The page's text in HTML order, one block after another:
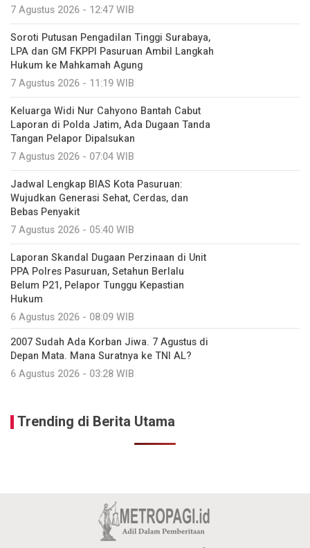
7 Agustus 2026 - 12:47 WIB
Soroti Putusan Pengadilan Tinggi Surabaya,
LPA dan GM FKPPI Pasuruan Ambil Langkah
Hukum ke Mahkamah Agung
7 Agustus 2026 - 11:19 WIB
Keluarga Widi Nur Cahyono Bantah Cabut
Laporan di Polda Jatim, Ada Dugaan Tanda
Tangan Pelapor Dipalsukan
7 Agustus 2026 - 07:04 WIB
Jadwal Lengkap BIAS Kota Pasuruan:
Wujudkan Generasi Sehat, Cerdas, dan
Bebas Penyakit
7 Agustus 2026 - 05:40 WIB
Laporan Skandal Dugaan Perzinaan di Unit
PPA Polres Pasuruan, Setahun Berlalu
Belum P21, Pelapor Tunggu Kepastian
Hukum
6 Agustus 2026 - 08:09 WIB
2007 Sudah Ada Korban Jiwa. 7 Agustus di
Depan Mata. Mana Suratnya ke TNI AL?
6 Agustus 2026 - 03:28 WIB
Trending di Berita Utama